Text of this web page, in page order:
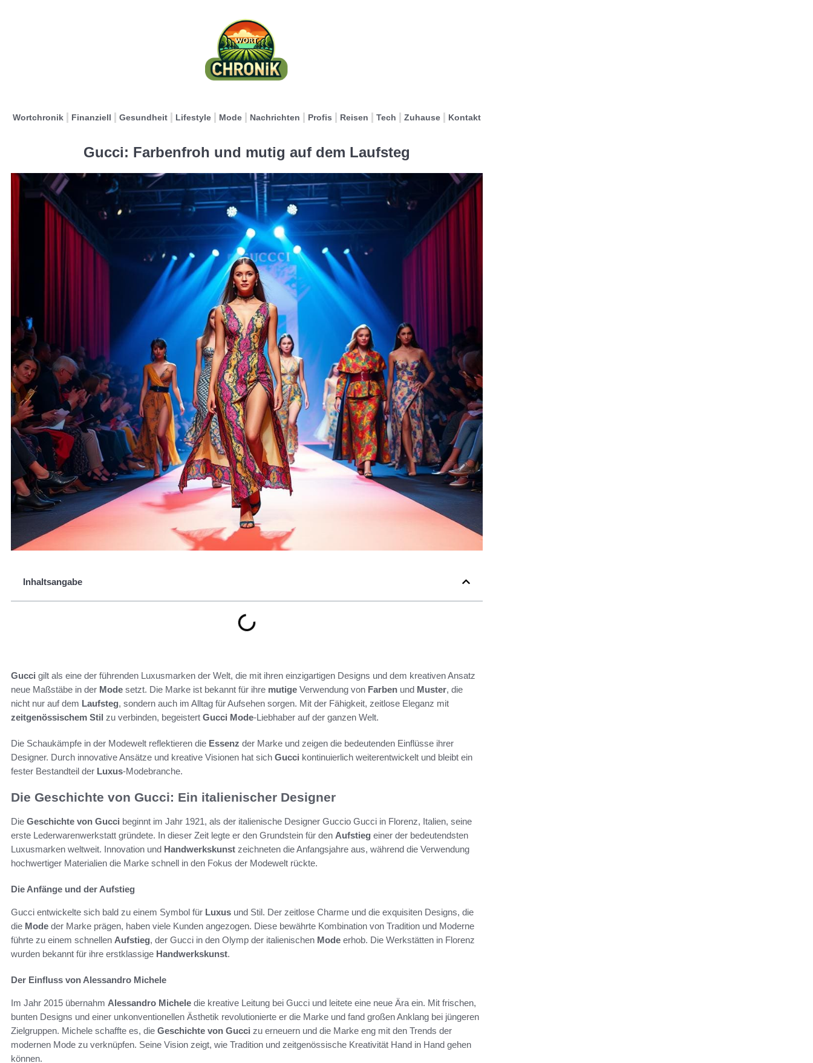
Wortchronik Finanziell Gesundheit Lifestyle Mode Nachrichten Profis Reisen Tech Zuhause Kontakt
Gucci: Farbenfroh und mutig auf dem Laufsteg
Inhaltsangabe
Gucci gilt als eine der führenden Luxusmarken der Welt, die mit ihren einzigartigen Designs und dem kreativen Ansatz
neue Maßstäbe in der Mode setzt. Die Marke ist bekannt für ihre mutige Verwendung von Farben und Muster, die
nicht nur auf dem Laufsteg, sondern auch im Alltag für Aufsehen sorgen. Mit der Fähigkeit, zeitlose Eleganz mit
zeitgenössischem Stil zu verbinden, begeistert Gucci Mode-Liebhaber auf der ganzen Welt.
Die Schaukämpfe in der Modewelt reflektieren die Essenz der Marke und zeigen die bedeutenden Einflüsse ihrer
Designer. Durch innovative Ansätze und kreative Visionen hat sich Gucci kontinuierlich weiterentwickelt und bleibt ein
fester Bestandteil der Luxus-Modebranche.
Die Geschichte von Gucci: Ein italienischer Designer
Die Geschichte von Gucci beginnt im Jahr 1921, als der italienische Designer Guccio Gucci in Florenz, Italien, seine
erste Lederwarenwerkstatt gründete. In dieser Zeit legte er den Grundstein für den Aufstieg einer der bedeutendsten
Luxusmarken weltweit. Innovation und Handwerkskunst zeichneten die Anfangsjahre aus, während die Verwendung
hochwertiger Materialien die Marke schnell in den Fokus der Modewelt rückte.
Die Anfänge und der Aufstieg
Gucci entwickelte sich bald zu einem Symbol für Luxus und Stil. Der zeitlose Charme und die exquisiten Designs, die
die Mode der Marke prägen, haben viele Kunden angezogen. Diese bewährte Kombination von Tradition und Moderne
führte zu einem schnellen Aufstieg, der Gucci in den Olymp der italienischen Mode erhob. Die Werkstätten in Florenz
wurden bekannt für ihre erstklassige Handwerkskunst.
Der Einfluss von Alessandro Michele
Im Jahr 2015 übernahm Alessandro Michele die kreative Leitung bei Gucci und leitete eine neue Ära ein. Mit frischen,
bunten Designs und einer unkonventionellen Ästhetik revolutionierte er die Marke und fand großen Anklang bei jüngeren
Zielgruppen. Michele schaffte es, die Geschichte von Gucci zu erneuern und die Marke eng mit den Trends der
modernen Mode zu verknüpfen. Seine Vision zeigt, wie Tradition und zeitgenössische Kreativität Hand in Hand gehen
können.